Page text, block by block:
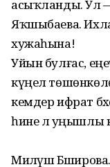
асыҡланды. Ул
Яҡшыбаева.
хужаһына!
Уйын булғас,
күңел
кемдер ифрат
һине лә уңышлы
Миләүшә Бәширова.